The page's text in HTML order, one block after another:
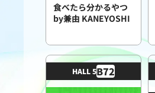
食べたら分かるやつ
by兼由 KANEYOSHI
HALL 5B72